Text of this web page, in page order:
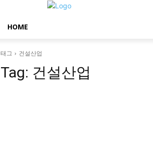
HOME
태그 건설산업
Tag: 건설산업